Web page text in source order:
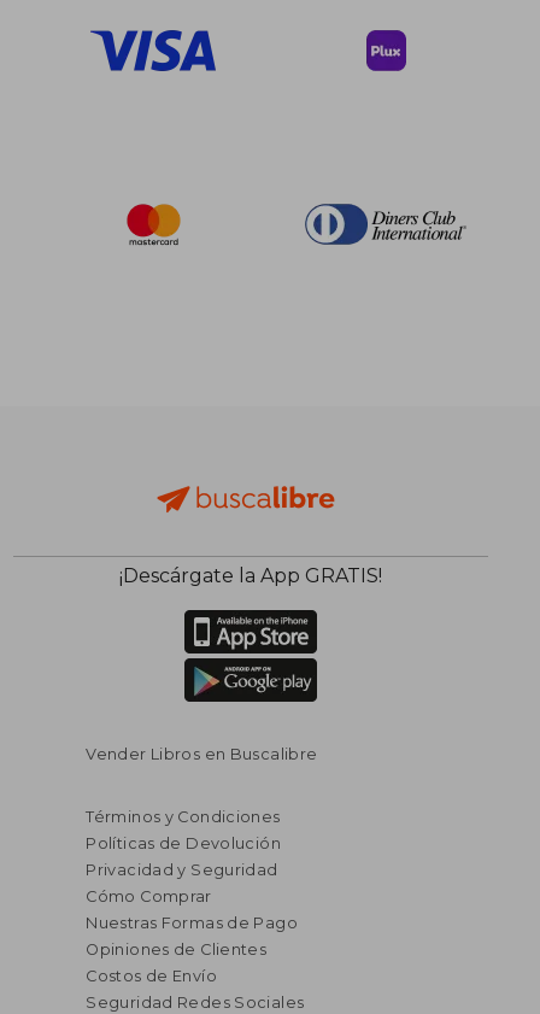
¡Descárgate la App GRATIS!
Vender Libros en Buscalibre
Términos y Condiciones
Políticas de Devolución
Privacidad y Seguridad
Cómo Comprar
Nuestras Formas de Pago
Opiniones de Clientes
Costos de Envío
Seguridad Redes Sociales